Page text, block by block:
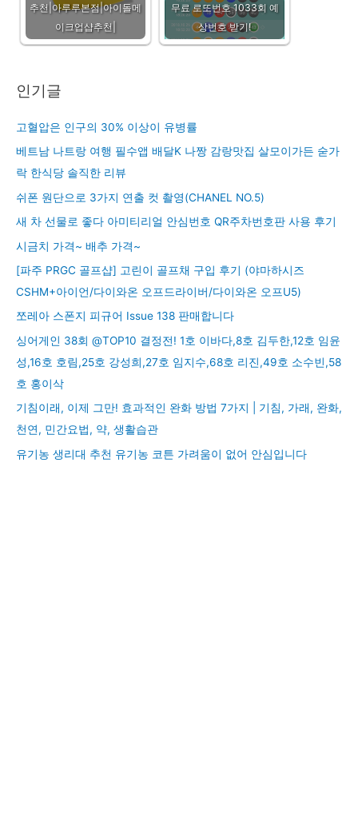
추천|아루루본점|아이돌메
이크업샵추천|
무료 로또번호 1033회 예
상번호 받기!
인기글
고혈압은 인구의 30% 이상이 유병률
베트남 나트랑 여행 필수앱 배달K 나짱 감랑맛집 살모이가든 숟가
락 한식당 솔직한 리뷰
쉬폰 원단으로 3가지 연출 컷 촬영(CHANEL NO.5)
새 차 선물로 좋다 아미티리얼 안심번호 QR주차번호판 사용 후기
시금치 가격~ 배추 가격~
[파주 PRGC 골프샵] 고린이 골프채 구입 후기 (야마하시즈
CSHM+아이언/다이와온 오프드라이버/다이와온 오프U5)
쪼레아 스폰지 피규어 Issue 138 판매합니다
싱어게인 38회 @TOP10 결정전! 1호 이바다,8호 김두한,12호 임윤
성,16호 호림,25호 강성희,27호 임지수,68호 리진,49호 소수빈,58
호 홍이삭
기침이래, 이제 그만! 효과적인 완화 방법 7가지 | 기침, 가래, 완화,
천연, 민간요법, 약, 생활습관
유기농 생리대 추천 유기농 코튼 가려움이 없어 안심입니다